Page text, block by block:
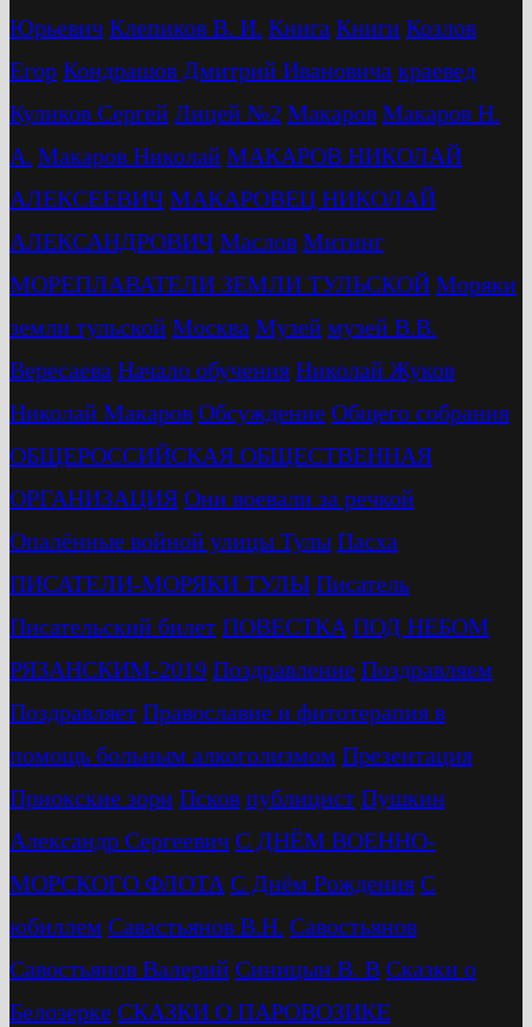
Юрьевич Клепиков В. И. Книга Книги Козлов
Егор Кондрашов Дмитрий Ивановича краевед
Куликов Сергей Лицей №2 Макаров Макаров Н.
А. Макаров Николай МАКАРОВ НИКОЛАЙ
АЛЕКСЕЕВИЧ МАКАРОВЕЦ НИКОЛАЙ
АЛЕКСАНДРОВИЧ Маслов Митинг
МОРЕПЛАВАТЕЛИ ЗЕМЛИ ТУЛЬСКОЙ Моряки
земли тульской Москва Музей музей В.В.
Вересаева Начало обучения Николай Жуков
Николай Макаров Обсуждение Общего собрания
ОБЩЕРОССИЙСКАЯ ОБЩЕСТВЕННАЯ
ОРГАНИЗАЦИЯ Они воевали за речкой
Опалённые войной улицы Тулы Пасха
ПИСАТЕЛИ-МОРЯКИ ТУЛЫ Писатель
Писательский билет ПОВЕСТКА ПОД НЕБОМ
РЯЗАНСКИМ-2019 Поздравление Поздравляем
Поздравляет Православие и фитотерапия в
помощь больным алкоголизмом Презентация
Приокские зори Псков публицист Пушкин
Александр Сергеевич С ДНЁМ ВОЕННО-
МОРСКОГО ФЛОТА С Днём Рождения С
юбиллем Савастьянов В.Н. Савостьянов
Савостьянов Валерий Синицын В. В Сказки о
Белозерке СКАЗКИ О ПАРОВОЗИКЕ